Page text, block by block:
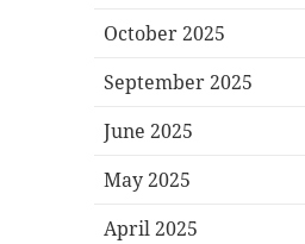
October 2025
September 2025
June 2025
May 2025
April 2025